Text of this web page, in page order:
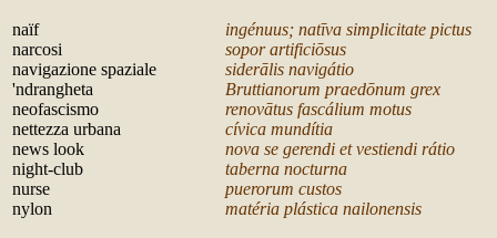
naïf
ingénuus; natīva simplicitate pictus
narcosi
sopor artificiōsus
navigazione spaziale
siderālis navigátio
'ndrangheta
Bruttianorum praedōnum grex
neofascismo
renovātus fascálium motus
nettezza urbana
cívica mundítia
news look
nova se gerendi et vestiendi rátio
night-club
taberna nocturna
nurse
puerorum custos
nylon
matéria plástica nailonensis